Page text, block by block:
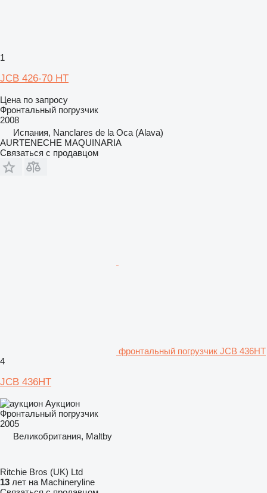
1
JCB 426-70 HT
Цена по запросу
Фронтальный погрузчик
2008
Испания, Nanclares de la Oca (Alava)
AURTENECHE MAQUINARIA
Связаться с продавцом
фронтальный погрузчик JCB 436HT
4
JCB 436HT
Аукцион
Фронтальный погрузчик
2005
Великобритания, Maltby
Ritchie Bros (UK) Ltd
13 лет на Machineryline